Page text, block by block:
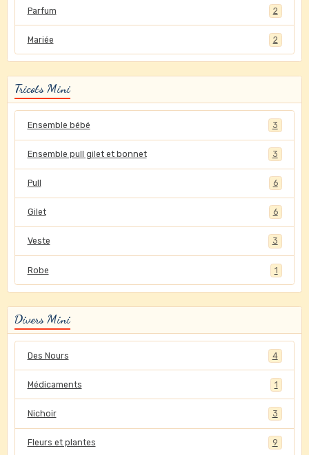
Parfum 2
Mariée 2
Tricots Mini
Ensemble bébé 3
Ensemble pull gilet et bonnet 3
Pull 6
Gilet 6
Veste 3
Robe 1
Divers Mini
Des Nours 4
Médicaments 1
Nichoir 3
Fleurs et plantes 9